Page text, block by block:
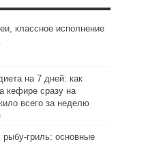
классное исполнение
на 7 дней: как
кефире сразу на
всего за неделю
рыбу-гриль: основные